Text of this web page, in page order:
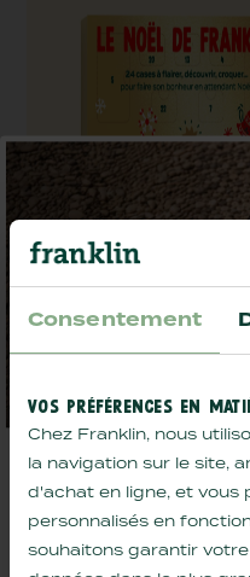
Consentement
VOS PRÉFÉRENCES EN
Chez Franklin, nous
la navigation sur le site,
d'achat en ligne, et
personnalisés en
souhaitons garantir
friandises chien -
CALENDRIER DE
Comment bien
adapter sa routine :
avec des